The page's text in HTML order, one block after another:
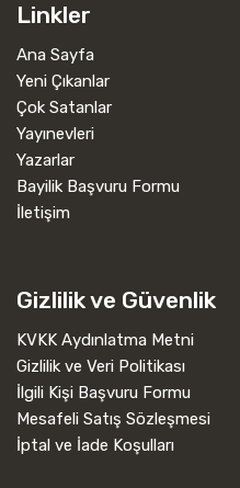
Linkler
Ana Sayfa
Yeni Çıkanlar
Çok Satanlar
Yayınevleri
Yazarlar
Bayilik Başvuru Formu
İletişim
Gizlilik ve Güvenlik
KVKK Aydınlatma Metni
Gizlilik ve Veri Politikası
İlgili Kişi Başvuru Formu
Mesafeli Satış Sözleşmesi
İptal ve İade Koşulları